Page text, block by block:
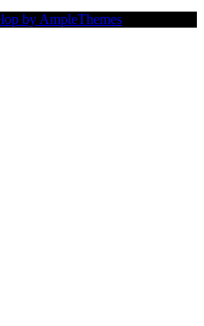
by AmpleThemes